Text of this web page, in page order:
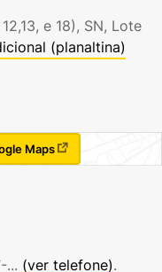
e 18), SN, Lote
(planaltina)
Maps
... (ver telefone).